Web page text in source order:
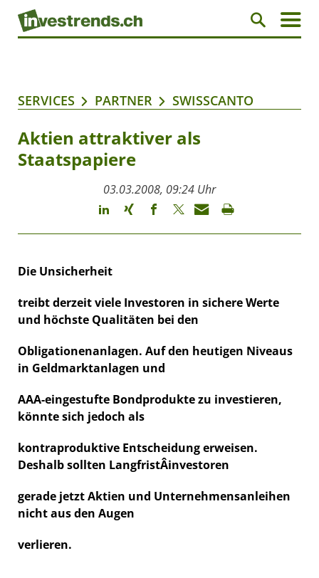
SERVICES PARTNER SWISSCANTO
Aktien attraktiver als
Staatspapiere
03.03.2008, 09:24 Uhr
Die Unsicherheit
treibt derzeit viele Investoren in sichere Werte
und höchste Qualitäten bei den
Obligationenanlagen. Auf den heutigen Niveaus
in Geldmarktanlagen und
AAA-eingestufte Bondprodukte zu investieren,
könnte sich jedoch als
kontraproduktive Entscheidung erweisen.
Deshalb sollten LangfristÂ­investoren
gerade jetzt Aktien und Unternehmensanleihen
nicht aus den Augen
verlieren.